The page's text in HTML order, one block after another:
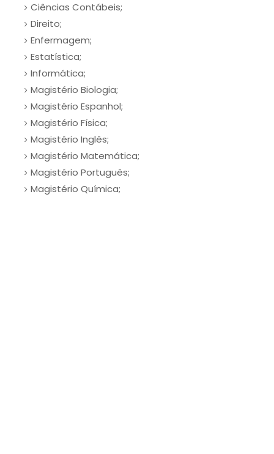
Ciências Contábeis;
Direito;
Enfermagem;
Estatística;
Informática;
Magistério Biologia;
Magistério Espanhol;
Magistério Física;
Magistério Inglês;
Magistério Matemática;
Magistério Português;
Magistério Química;